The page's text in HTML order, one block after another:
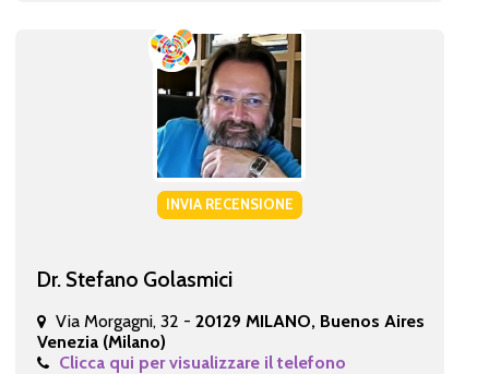
INVIA RECENSIONE
Dr. Stefano Golasmici
Via Morgagni, 32 - 20129 MILANO, Buenos Aires
Venezia (Milano)
Clicca qui per visualizzare il telefono